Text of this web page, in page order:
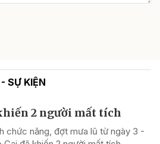
SỰ KIỆN
2 người mất tích
chức năng, đợt mưa lũ từ ngày 3 -